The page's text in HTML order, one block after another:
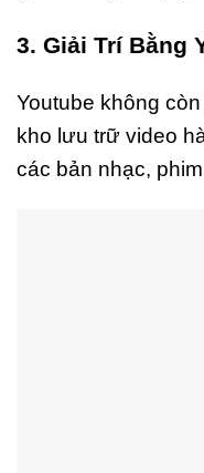
3. Giải Trí Bằng
Youtube không
kho lưu trữ video
các bản nhạc,